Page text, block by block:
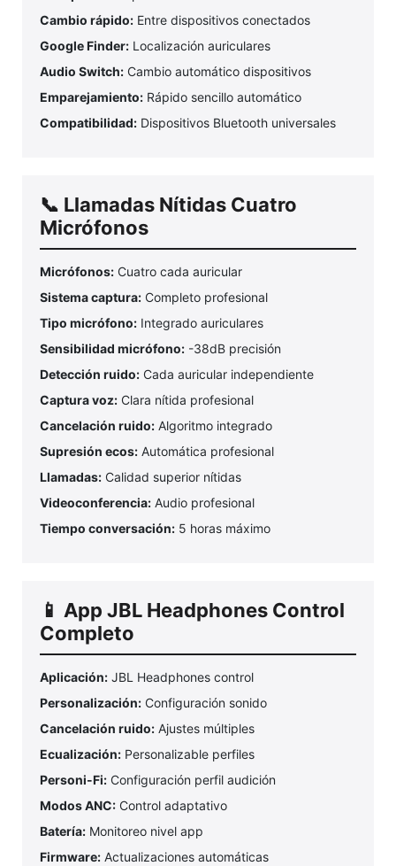
Cambio rápido: Entre dispositivos conectados
Google Finder: Localización auriculares
Audio Switch: Cambio automático dispositivos
Emparejamiento: Rápido sencillo automático
Compatibilidad: Dispositivos Bluetooth universales
📞 Llamadas Nítidas Cuatro
Micrófonos
Micrófonos: Cuatro cada auricular
Sistema captura: Completo profesional
Tipo micrófono: Integrado auriculares
Sensibilidad micrófono: -38dB precisión
Detección ruido: Cada auricular independiente
Captura voz: Clara nítida profesional
Cancelación ruido: Algoritmo integrado
Supresión ecos: Automática profesional
Llamadas: Calidad superior nítidas
Videoconferencia: Audio profesional
Tiempo conversación: 5 horas máximo
📱 App JBL Headphones Control
Completo
Aplicación: JBL Headphones control
Personalización: Configuración sonido
Cancelación ruido: Ajustes múltiples
Ecualización: Personalizable perfiles
Personi-Fi: Configuración perfil audición
Modos ANC: Control adaptativo
Batería: Monitoreo nivel app
Firmware: Actualizaciones automáticas